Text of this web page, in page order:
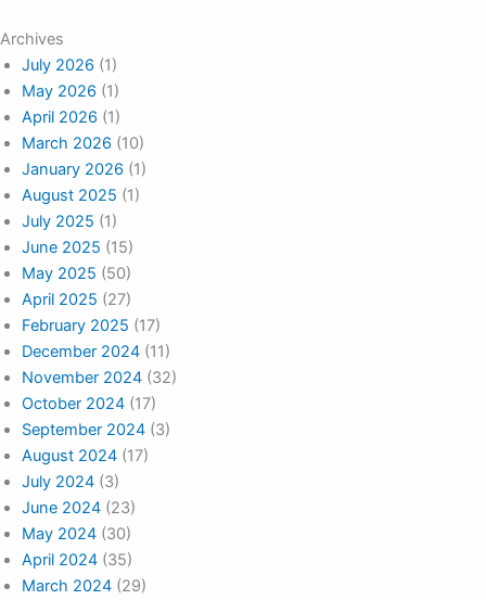
Archives
July 2026 (1)
May 2026 (1)
April 2026 (1)
March 2026 (10)
January 2026 (1)
August 2025 (1)
July 2025 (1)
June 2025 (15)
May 2025 (50)
April 2025 (27)
February 2025 (17)
December 2024 (11)
November 2024 (32)
October 2024 (17)
September 2024 (3)
August 2024 (17)
July 2024 (3)
June 2024 (23)
May 2024 (30)
April 2024 (35)
March 2024 (29)